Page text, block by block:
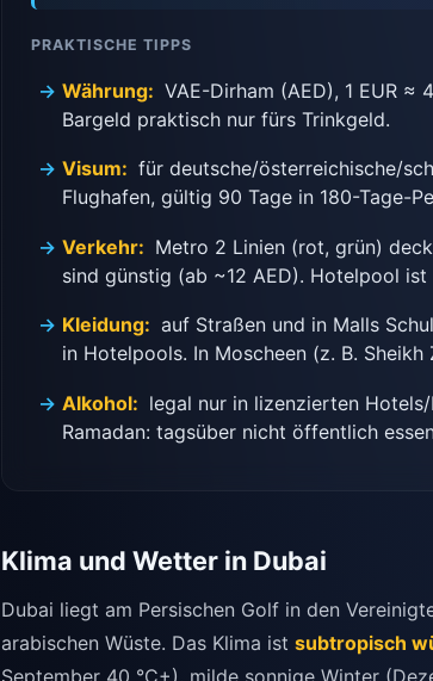
PRAKTISCHE TIPPS
Währung: VAE-Dirham (AED), 1 EUR
Bargeld praktisch nur fürs Trinkgeld.
Visum: für deutsche/österreichische/
Flughafen, gültig 90 Tage in 180-Tage-
Verkehr: Metro 2 Linien (rot, grün)
sind günstig (ab ~12 AED). Hotelpool ist
Kleidung: auf Straßen und in Malls
in Hotelpools. In Moscheen (z. B.
Alkohol: legal nur in lizenzierten
Ramadan: tagsüber nicht öffentlich
Klima und Wetter in Dubai
Dubai liegt am Persischen Golf in den
arabischen Wüste. Das Klima ist subtropisch
September 40 °C+), milde sonnige Winter